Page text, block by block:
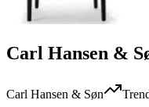
Carl Hansen &
Carl Hansen & Søn